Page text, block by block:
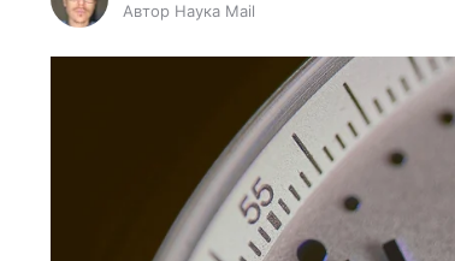
Автор Наука Mail